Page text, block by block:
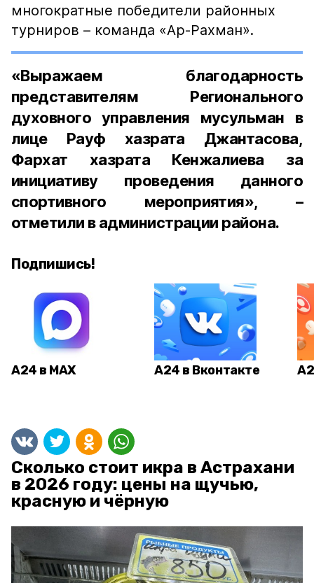
многократные победители районных
турниров – команда «Ар-Рахман».
«Выражаем благодарность
представителям Регионального
духовного управления мусульман в
лице Рауф хазрата Джантасова,
Фархат хазрата Кенжалиева за
инициативу проведения данного
спортивного мероприятия», –
отметили в администрации района.
Подпишись!
А24 в MAX А24 в Вконтакте
Сколько стоит икра в Астрахани
в 2026 году: цены на щучью,
красную и чёрную